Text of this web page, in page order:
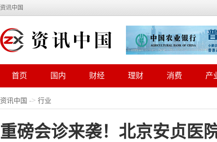
资讯中国
首页 国内 财经 理财 消费 产
资讯中国 -> 行业
重磅会诊来袭！北京安贞医